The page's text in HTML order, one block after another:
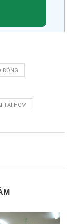
ĐỘNG
TẠI HCM